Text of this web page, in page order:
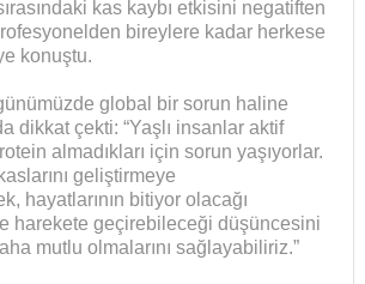
kas kaybı etkisini negatiften
bireylere kadar herkese
konuştu.
global bir sorun haline
dikkat çekti: “Yaşlı insanlar aktif
almadıkları için sorun yaşıyorlar.
geliştirmeye
hayatlarının bitiyor olacağı
harekete geçirebileceği düşüncesini
mutlu olmalarını sağlayabiliriz.”